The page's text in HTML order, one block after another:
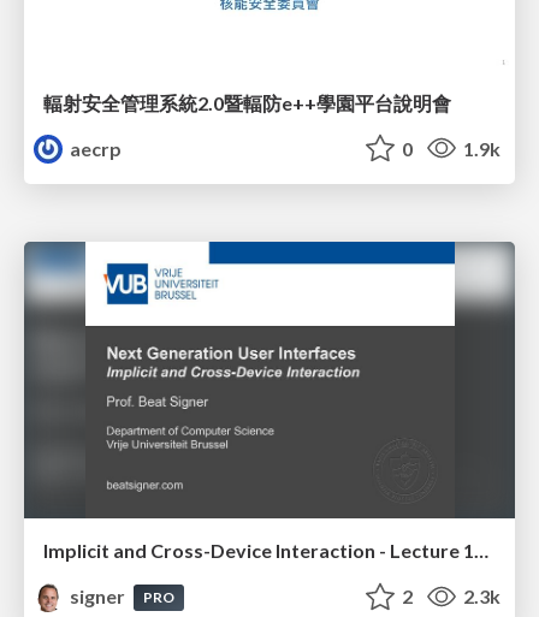
輻射安全管理系統2.0暨輻防e++學園平台說明會
aecrp
0 1.9k
Implicit and Cross-Device Interaction - Lecture 10 - Next Generation User Interfaces (4018166FNR)
signer
PRO 2 2.3k